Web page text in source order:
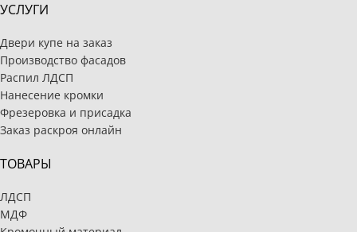
УСЛУГИ
Двери купе на заказ
Производство фасадов
Распил ЛДСП
Нанесение кромки
Фрезеровка и присадка
Заказ раскроя онлайн
ТОВАРЫ
ЛДСП
МДФ